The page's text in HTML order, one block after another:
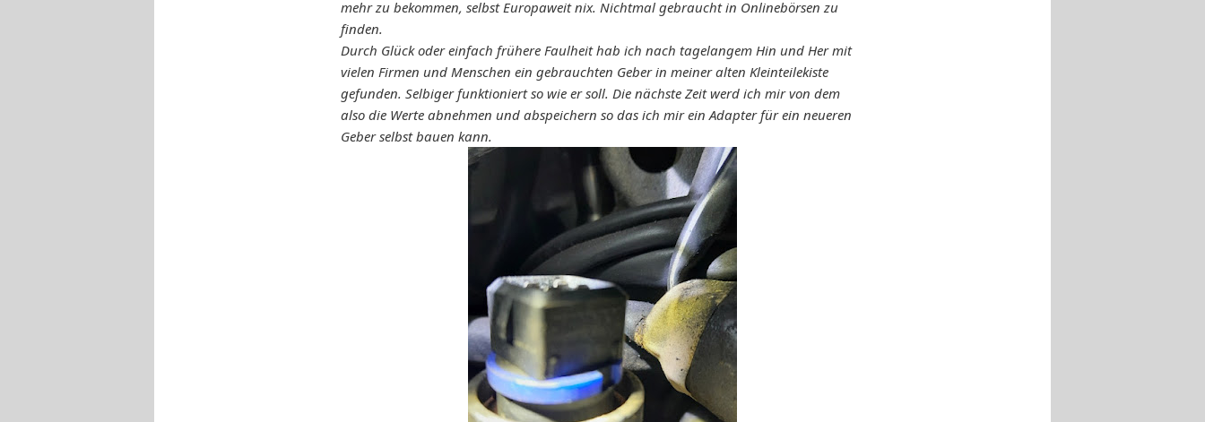
mehr zu bekommen, selbst Europaweit nix. Nichtmal gebraucht in Onlinebörsen zu
finden.
Durch Glück oder einfach frühere Faulheit hab ich nach tagelangem Hin und Her mit
vielen Firmen und Menschen ein gebrauchten Geber in meiner alten Kleinteilekiste
gefunden. Selbiger funktioniert so wie er soll. Die nächste Zeit werd ich mir von dem
also die Werte abnehmen und abspeichern so das ich mir ein Adapter für ein neueren
Geber selbst bauen kann.